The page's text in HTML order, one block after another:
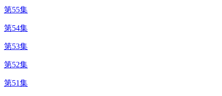
第55集
第54集
第53集
第52集
第51集